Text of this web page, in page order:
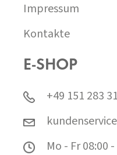
Impressum
Kontakte
E-SHOP
+49 151 283
Mo - Fr 08:00